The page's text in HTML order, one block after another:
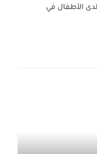
الأطفال في